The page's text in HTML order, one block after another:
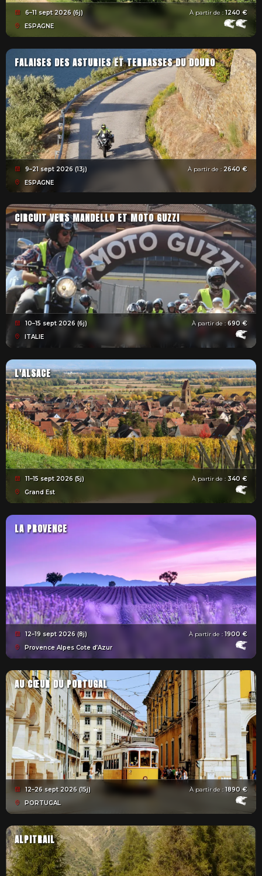
6–11 sept 2026 (6j)
ESPAGNE
À partir de : 1240 €
FALAISES DES ASTURIES ET TERRASSES DU DOURO
9–21 sept 2026 (13j)
ESPAGNE
À partir de : 2640 €
CIRCUIT VERS MANDELLO ET MOTO GUZZI
10–15 sept 2026 (6j)
ITALIE
À partir de :690 €
L'ALSACE
11–15 sept 2026 (5j)
Grand Est
À partir de : 340 €
LA PROVENCE
12–19 sept 2026 (8j)
Provence Alpes Cote d’Azur
À partir de :1900 €
AU CŒUR DU PORTUGAL
12–26 sept 2026 (15j)
PORTUGAL
À partir de :1890 €
ALPITRAIL